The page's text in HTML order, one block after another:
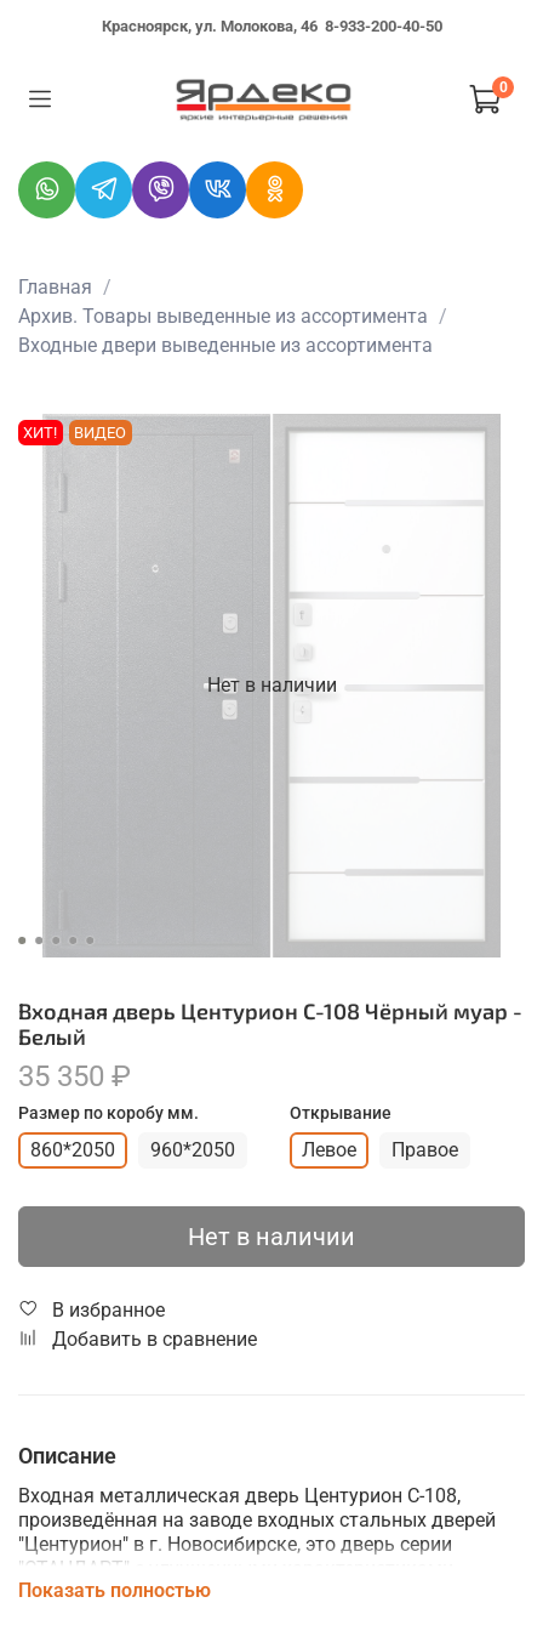
Красноярск, ул. Молокова, 46 8-933-200-40-50
0
Главная
Архив. Товары выведенные из ассортимента
Входные двери выведенные из ассортимента
Нет в наличии
ХИТ! ВИДЕО
Входная дверь Центурион C-108 Чёрный муар -
Белый
35 350 ₽
Размер по коробу мм.
860*2050 960*2050
Открывание
Левое Правое
Нет в наличии
В избранное
Добавить в сравнение
Описание
Входная металлическая дверь Центурион C-108,
произведённая на заводе входных стальных дверей
"Центурион" в г. Новосибирске, это дверь серии
"СТАНДАРТ" с улучшенными характеристиками.
Показать полностью